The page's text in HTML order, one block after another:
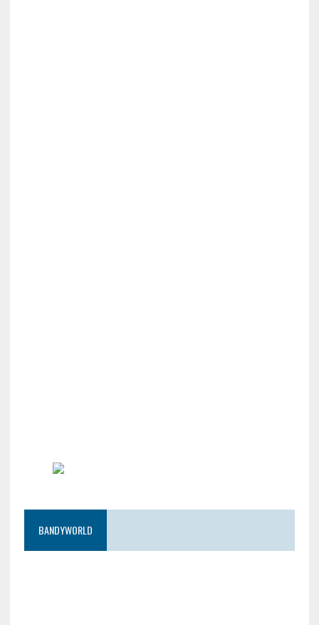
BANDYWORLD